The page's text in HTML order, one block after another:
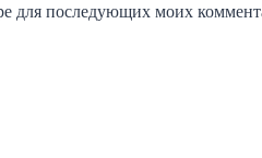
для последующих моих